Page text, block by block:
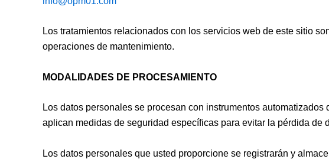
Los tratamientos relacionados con los servicios web de este sitio
operaciones de mantenimiento.
MODALIDADES DE PROCESAMIENTO
Los datos personales se procesan con instrumentos
aplican medidas de seguridad específicas para evitar la pérdida de
Los datos personales que usted proporcione se registrarán y